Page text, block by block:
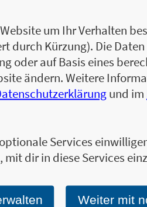
um Ihr Verhalten
durch Kürzung). Die
auf Basis eines
ändern. Weitere
und im
Services
dir in diese Services
Weiter mit